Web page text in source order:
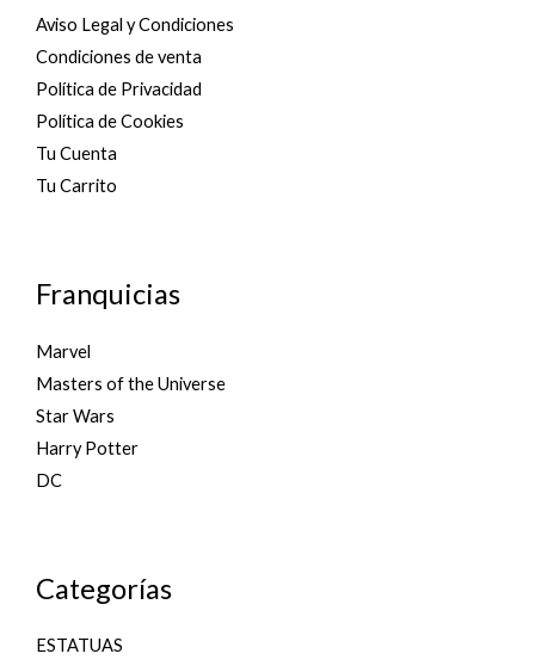
Aviso Legal y Condiciones
Condiciones de venta
Política de Privacidad
Política de Cookies
Tu Cuenta
Tu Carrito
Franquicias
Marvel
Masters of the Universe
Star Wars
Harry Potter
DC
Categorías
ESTATUAS